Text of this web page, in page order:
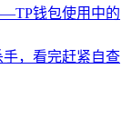
钱包使用中的
，看完赶紧自查